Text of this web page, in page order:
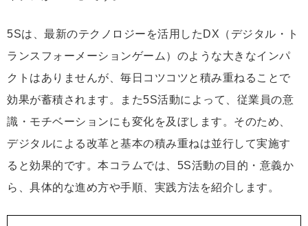
5Sは、最新のテクノロジーを活用したDX（デジタル・ト
ランスフォーメーションゲーム）のような大きなインパ
クトはありませんが、毎日コツコツと積み重ねることで
効果が蓄積されます。また5S活動によって、従業員の意
識・モチベーションにも変化を及ぼします。そのため、
デジタルによる改革と基本の積み重ねは並行して実施す
ると効果的です。本コラムでは、5S活動の目的・意義か
ら、具体的な進め方や手順、実践方法を紹介します。